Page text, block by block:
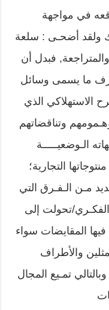
في مواجهة
ولقد أضحـى : سلعة
فبدل أن
جرف ما يسمى وسائل
الاستهلاكي الذي
وتناقضاتهم
تجارية بحتة (2) فهاته الـوضعيـــــة
التجارية؛
مـن الـفـرق التي
تحولت إلى
المقايضات سواء
والأطراف
تمـيع المجال